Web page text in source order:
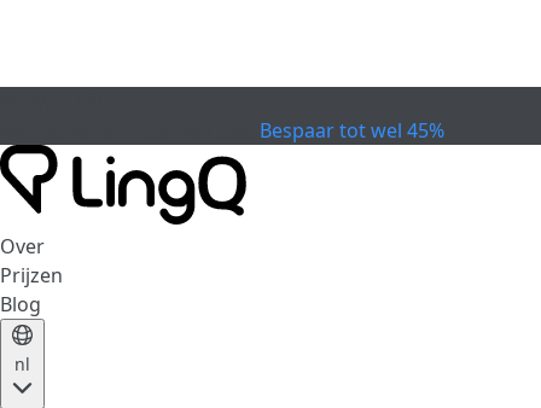
Bespaar tot wel 45%
Over
Prijzen
Blog
nl